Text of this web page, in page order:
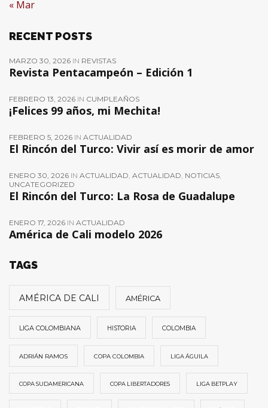
« Mar
RECENT POSTS
MARZO 30, 2026 IN REVISTAS
Revista Pentacampeón – Edición 1
FEBRERO 13, 2026 IN CUMPLEAÑOS
¡Felices 99 años, mi Mechita!
FEBRERO 5, 2026 IN ACTUALIDAD
El Rincón del Turco: Vivir así es morir de amor
ENERO 30, 2026 IN ACTUALIDAD, ACTUALIDAD, NOTICIAS,
UNCATEGORIZED
El Rincón del Turco: La Rosa de Guadalupe
ENERO 17, 2026 IN ACTUALIDAD
América de Cali modelo 2026
TAGS
AMÉRICA DE CALI AMÉRICA
LIGA COLOMBIANA HISTORIA COLOMBIA
ADRIÁN RAMOS COPA COLOMBIA LIGA ÁGUILA
COPA SUDAMERICANA COPA LIBERTADORES LIGA BETPLAY